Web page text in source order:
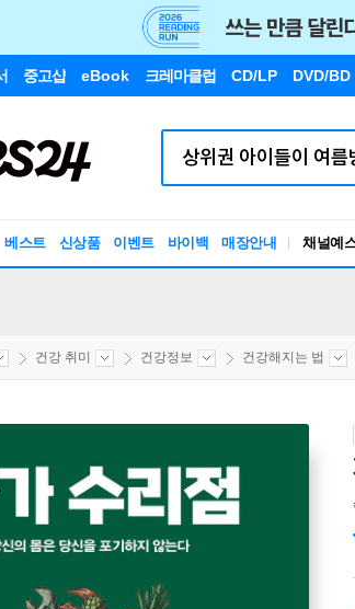
중고샵 eBook 크레마클럽 CD/LP DVD/BD
베스트 신상품 이벤트 바이백 매장안내 채널예
건강 취미 건강정보 건강해지는 법